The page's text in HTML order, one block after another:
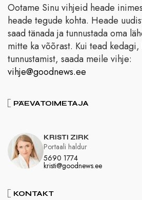
Ootame Sinu vihjeid heade
heade tegude kohta. Heade
saad tänada ja tunnustada oma
mitte ka võõrast. Kui tead
tunnustamist, saada meile vihje:
vihje@goodnews.ee
PÄEVATOIMETAJA
KRISTI ZIRK
5690 1774
kristi@goodnews.ee
Portaali haldur
KONTAKT